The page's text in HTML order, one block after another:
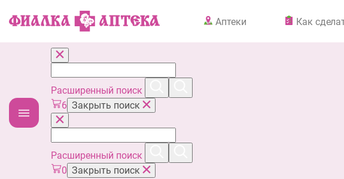
Аптеки Как
Расширенный поиск
6 Закрыть поиск
Расширенный поиск
0 Закрыть поиск